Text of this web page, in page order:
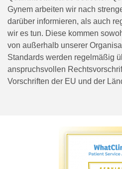
Gynem arbeiten wir nach
darüber informieren, als auch
wir es tun. Diese kommen
von außerhalb unserer
Standards werden regelmäßig
anspruchsvollen
Vorschriften der EU und der